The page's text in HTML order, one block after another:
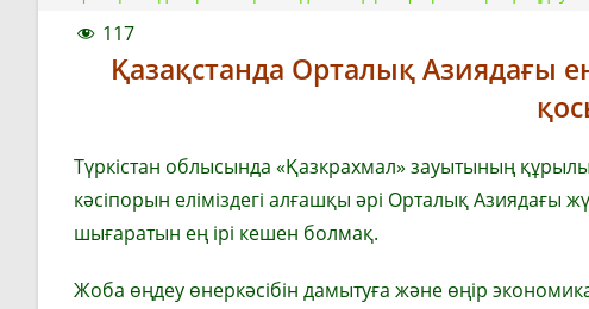
117
Қазақстанда Орталық Азиядағы
Түркістан облысында «Қазкрахмал» зауытының
кәсіпорын еліміздегі алғашқы әрі Орталық Азиядағы
шығаратын ең ірі кешен болмақ.
Жоба өңдеу өнеркәсібін дамытуға және өңір